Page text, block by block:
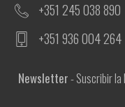
+351 245 038 890
+351 936 004 264
Newsletter- Suscribir la